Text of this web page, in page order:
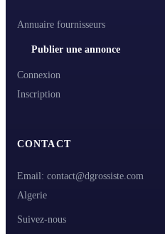
Annuaire fournisseurs
Publier une annonce
Connexion
Inscription
CONTACT
Email: contact@dgrossiste.com
Algerie
Suivez-nous